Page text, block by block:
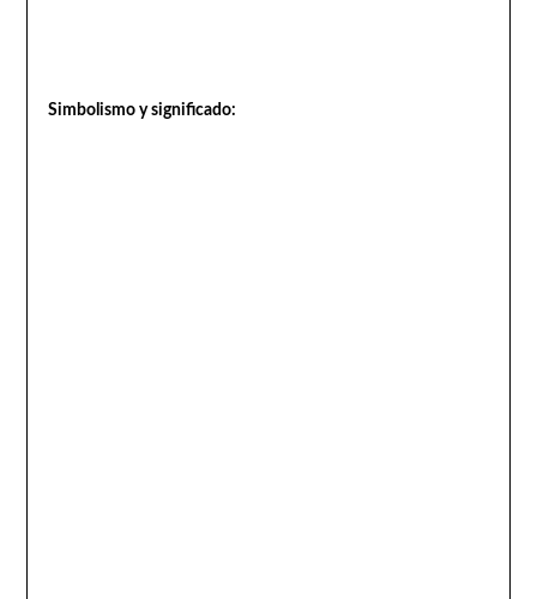
Simbolismo y significado: